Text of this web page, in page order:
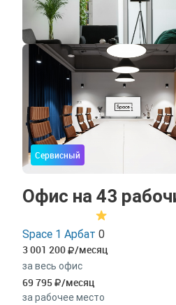
Сервисный
Офис на 43
Space 1 Арбат 0
3 001 200 /месяц
за весь офис
69 795 /месяц
за рабочее место